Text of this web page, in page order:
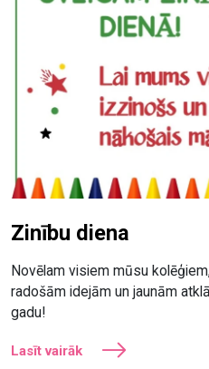
Zinību diena
Novēlam visiem mūsu
radošām idejām un jaunām
gadu!
Lasīt vairāk